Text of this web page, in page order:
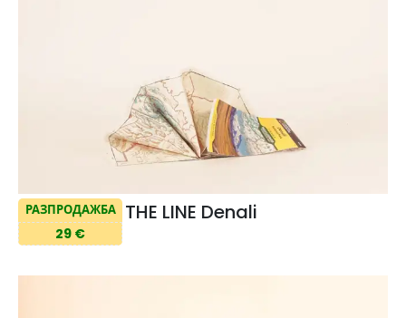
РАЗПРОДАЖБА
29 €
THE LINE Denali